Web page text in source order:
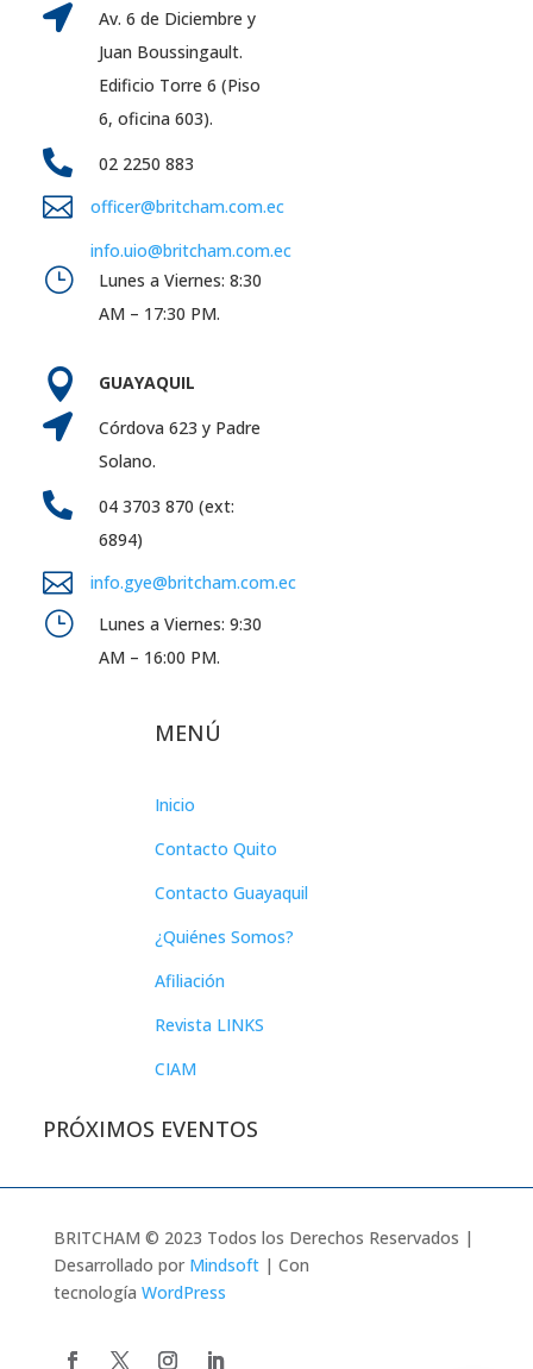

Av. 6 de Diciembre y
Juan Boussingault.
Edificio Torre 6 (Piso
6, oficina 603).
 02 2250 883

officer@britcham.com.ec
info.uio@britcham.com.ec
}
Lunes a Viernes: 8:30
AM – 17:30 PM.
 GUAYAQUIL

Córdova 623 y Padre
Solano.

04 3703 870 (ext:
6894)
 info.gye@britcham.com.ec
}
Lunes a Viernes: 9:30
AM – 16:00 PM.
MENÚ
Inicio
Contacto Quito
Contacto Guayaquil
¿Quiénes Somos?
Afiliación
Revista LINKS
CIAM
PRÓXIMOS EVENTOS
BRITCHAM © 2023 Todos los Derechos Reservados |
Desarrollado por Mindsoft| Con
tecnología WordPress